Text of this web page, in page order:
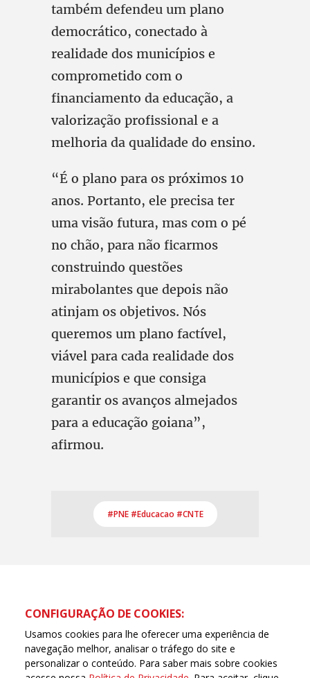
também defendeu um plano
democrático, conectado à
realidade dos municípios e
comprometido com o
financiamento da educação, a
valorização profissional e a
melhoria da qualidade do ensino.
“É o plano para os próximos 10
anos. Portanto, ele precisa ter
uma visão futura, mas com o pé
no chão, para não ficarmos
construindo questões
mirabolantes que depois não
atinjam os objetivos. Nós
queremos um plano factível,
viável para cada realidade dos
municípios e que consiga
garantir os avanços almejados
para a educação goiana”,
afirmou.
#PNE #Educacao #CNTE
CONFIGURAÇÃO DE COOKIES:
Usamos cookies para lhe oferecer uma experiência de
navegação melhor, analisar o tráfego do site e
personalizar o conteúdo. Para saber mais sobre cookies